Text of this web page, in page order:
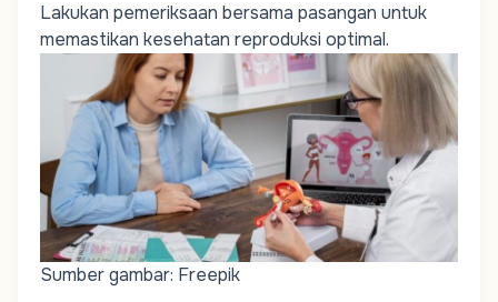
Lakukan pemeriksaan bersama pasangan untuk
memastikan kesehatan reproduksi optimal.
Sumber gambar: Freepik